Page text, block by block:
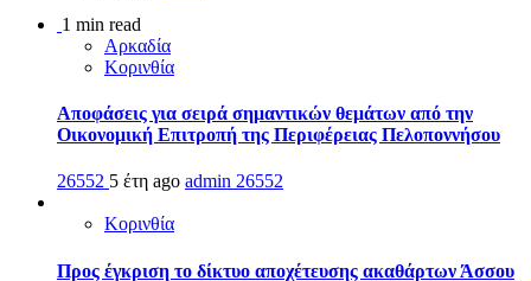
1 min read
Αρκαδία
Κορινθία
Αποφάσεις για σειρά σημαντικών θεμάτων από την
Οικονομική Επιτροπή της Περιφέρειας Πελοποννήσου
26552 5 έτη ago admin 26552
Κορινθία
Προς έγκριση το δίκτυο αποχέτευσης ακαθάρτων Άσσου